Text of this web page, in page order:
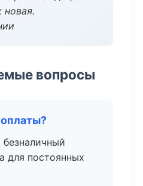
вопросы
для постоянных